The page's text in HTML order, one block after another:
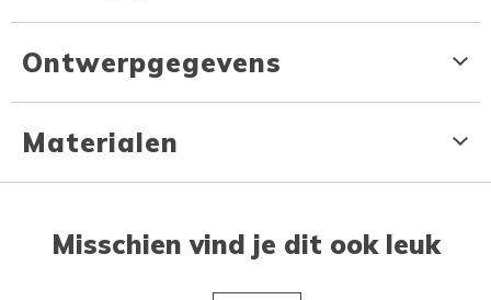
Ontwerpgegevens
Materialen
Misschien vind je dit ook leuk